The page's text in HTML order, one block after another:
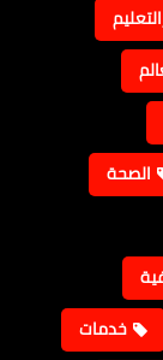
الصحة
خدمات